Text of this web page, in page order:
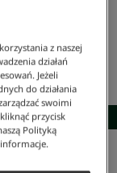
z naszej
działań
Jeżeli
do działania
swoimi
przycisk
Polityką